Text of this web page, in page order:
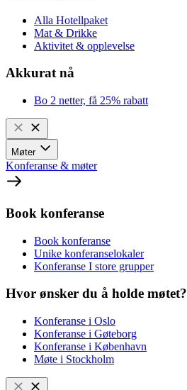
Alla Hotellpaket
Mat & Drikke
Aktivitet & opplevelse
Akkurat nå
Bo 2 netter, få 25% rabatt
Møter
Konferanse & møter
Book konferanse
Book konferanse
Unike konferanselokaler
Konferanse I store grupper
Hvor ønsker du å holde møtet?
Konferanse i Oslo
Konferanse i Gøteborg
Konferanse i København
Møte i Stockholm